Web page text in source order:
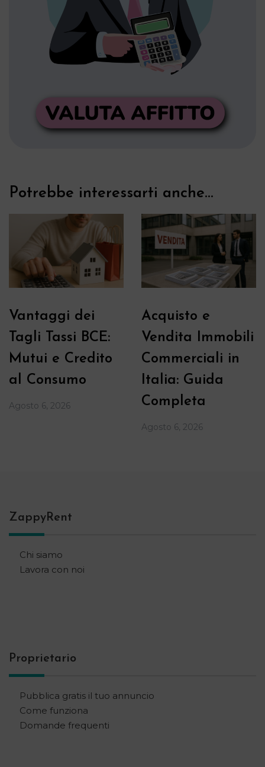
Potrebbe interessarti anche...
Vantaggi dei
Tagli Tassi BCE:
Mutui e Credito
al Consumo
Agosto 6, 2026
Acquisto e
Vendita Immobili
Commerciali in
Italia: Guida
Completa
Agosto 6, 2026
ZappyRent
Chi siamo
Lavora con noi
Proprietario
Pubblica gratis il tuo annuncio
Come funziona
Domande frequenti